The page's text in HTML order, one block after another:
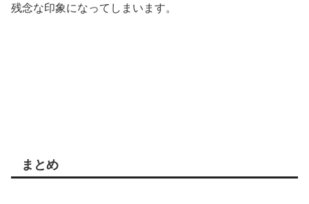
残念な印象になってしまいます。
まとめ